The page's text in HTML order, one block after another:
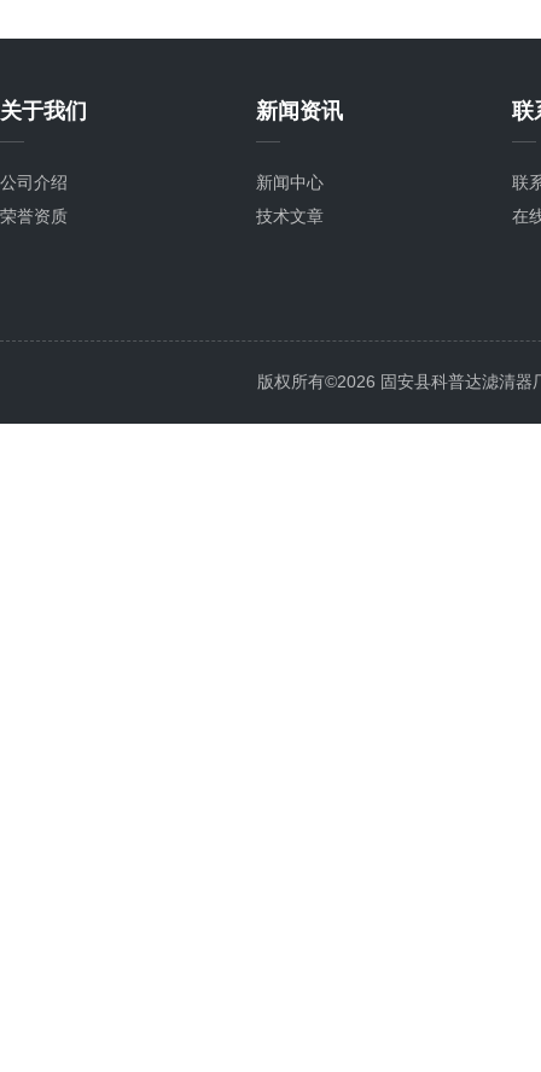
关于我们
公司介绍
荣誉资质
新闻资讯
新闻中心
技术文章
联
联
在
版权所有©2026 固安县科普达滤清